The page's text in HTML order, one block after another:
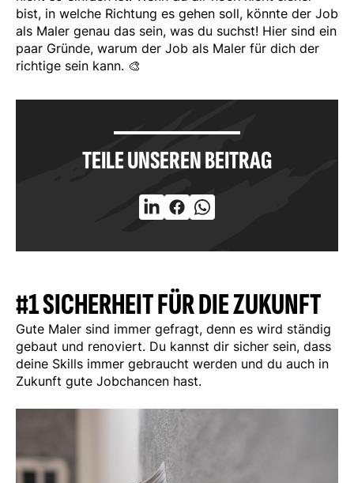
bist, in welche Richtung es gehen soll, könnte der Job
als Maler genau das sein, was du suchst! Hier sind ein
paar Gründe, warum der Job als Maler für dich der
richtige sein kann. 🎨
TEILE UNSEREN BEITRAG
#1 SICHERHEIT FÜR DIE ZUKUNFT
Gute Maler sind immer gefragt, denn es wird ständig
gebaut und renoviert. Du kannst dir sicher sein, dass
deine Skills immer gebraucht werden und du auch in
Zukunft gute Jobchancen hast.